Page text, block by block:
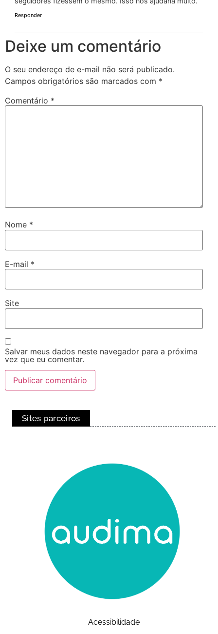
Responder
Deixe um comentário
O seu endereço de e-mail não será publicado.
Campos obrigatórios são marcados com *
Comentário *
Nome *
E-mail *
Site
Salvar meus dados neste navegador para a próxima
vez que eu comentar.
Sites parceiros
Acessibilidade